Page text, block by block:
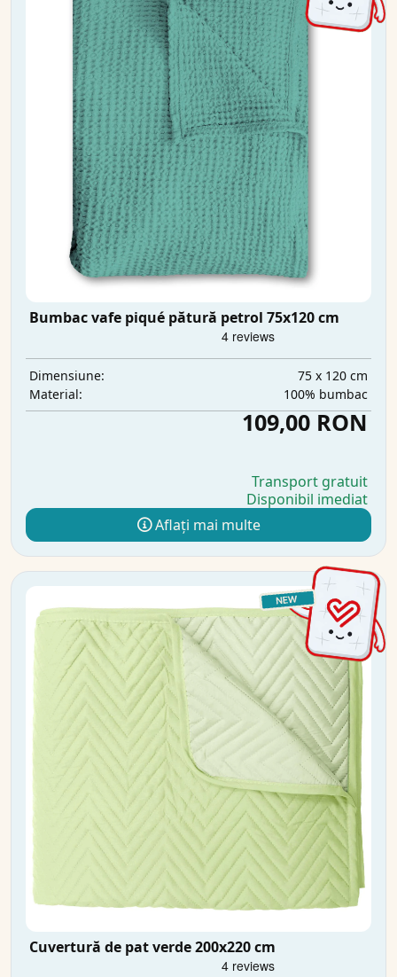
Bumbac vafe piqué pătură petrol 75x120 cm
Dimensiune:
75 x 120 cm
Material:
100% bumbac
109,00 RON
Transport gratuit
Disponibil imediat
Aflați mai multe
Cuvertură de pat verde 200x220 cm